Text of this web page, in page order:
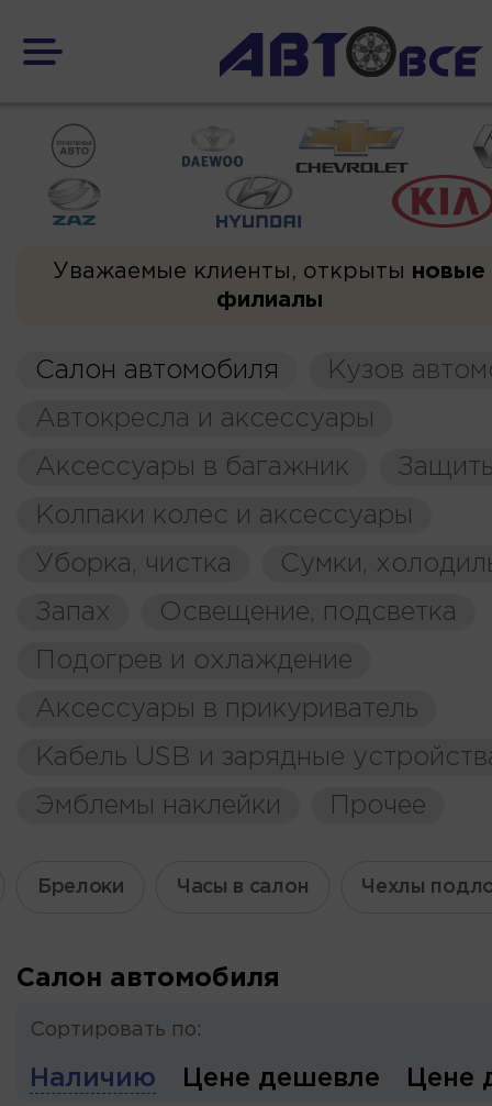
Уважаемые клиенты, открыты новые
филиалы
Салон автомобиля
Кузов
Автокресла и аксессуары
Аксессуары в багажник
Колпаки колес и аксессуары
Уборка, чистка
Сумки,
Запах
Освещение, подсветка
Подогрев и охлаждение
Аксессуары в прикуриватель
Кабель USB и зарядные
Эмблемы наклейки
Прочее
Брелоки Часы в салон Чехлы
Салон автомобиля
Сортировать по:
Наличию Цене дешевле Цене